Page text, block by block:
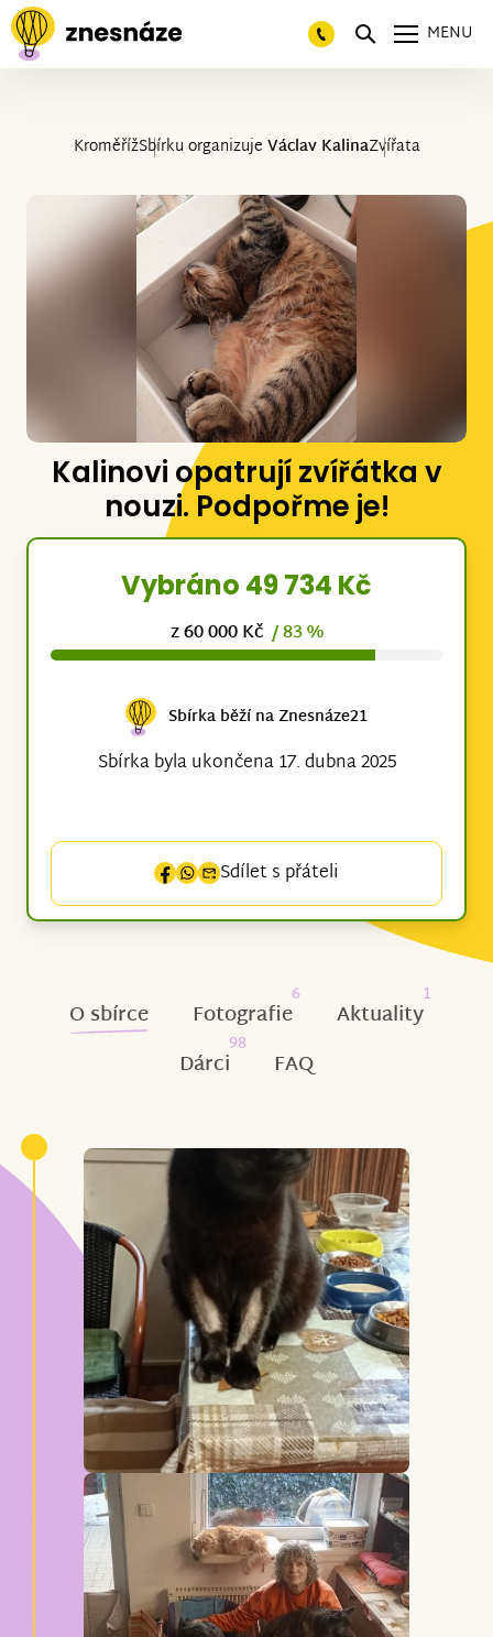
MENU
KroměřížSbírku organizuje Václav KalinaZvířata
Kalinovi opatrují zvířátka v
nouzi. Podpořme je!
Vybráno 49 734 Kč
z 60 000 Kč / 83 %
Sbírka běží na Znesnáze21
Sbírka byla ukončena 17. dubna 2025
Sdílet s přáteli
O sbírce Fotografie
6
Aktuality
1
Dárci
98
FAQ